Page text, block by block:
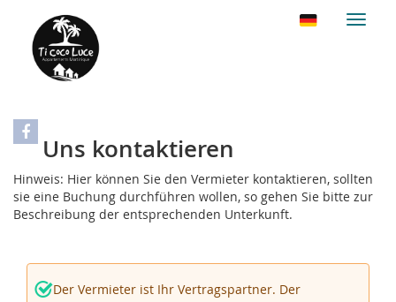
Uns kontaktieren
Hinweis: Hier können Sie den Vermieter kontaktieren, sollten
sie eine Buchung durchführen wollen, so gehen Sie bitte zur
Beschreibung der entsprechenden Unterkunft.
Der Vermieter ist Ihr Vertragspartner. Der